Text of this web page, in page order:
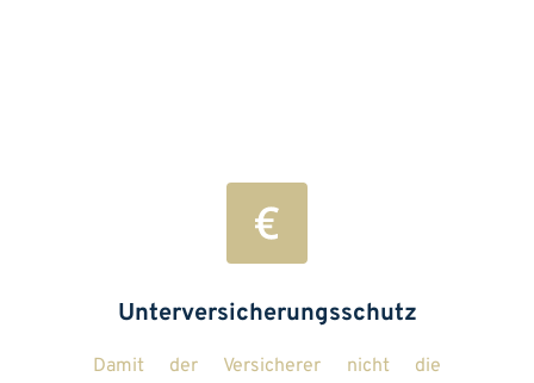
Unterversicherungsschutz
Damit der Versicherer nicht die